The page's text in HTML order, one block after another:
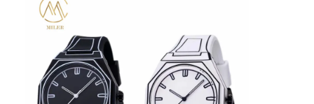
Horloge riem onderdelen